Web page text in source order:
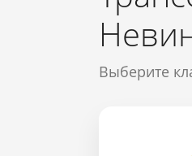
Выберите